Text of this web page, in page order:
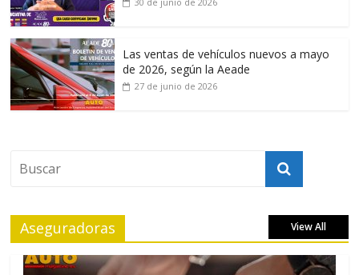
Las ventas de vehículos nuevos a mayo
de 2026, según la Aeade
27 de junio de 2026
Aseguradoras View All